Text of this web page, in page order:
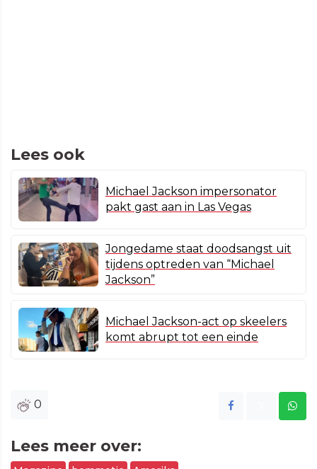
Lees ook
Michael Jackson impersonator
pakt gast aan in Las Vegas
Jongedame staat doodsangst uit
tijdens optreden van “Michael
Jackson”
Michael Jackson-act op skeelers
komt abrupt tot een einde
0
Lees meer over: